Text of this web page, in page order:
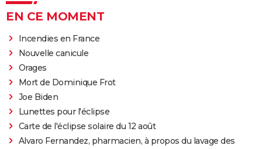
EN CE MOMENT
Incendies en France
Nouvelle canicule
Orages
Mort de Dominique Frot
Joe Biden
Lunettes pour l'éclipse
Carte de l'éclipse solaire du 12 août
Alvaro Fernandez, pharmacien, à propos du lavage des